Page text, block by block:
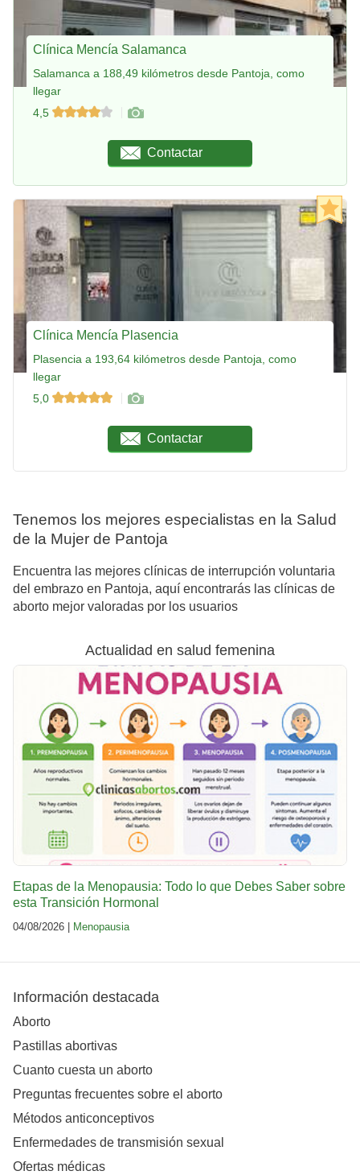
Clínica Mencía Salamanca
Salamanca a 188,49 kilómetros desde Pantoja, como
llegar
4,5
Contactar
Clínica Mencía Plasencia
Plasencia a 193,64 kilómetros desde Pantoja, como
llegar
5,0
Contactar
Tenemos los mejores especialistas en la Salud
de la Mujer de Pantoja
Encuentra las mejores clínicas de interrupción voluntaria
del embrazo en Pantoja, aquí encontrarás las clínicas de
aborto mejor valoradas por los usuarios
Actualidad en salud femenina
Etapas de la Menopausia: Todo lo que Debes Saber sobre
esta Transición Hormonal
04/08/2026 | Menopausia
Información destacada
Aborto
Pastillas abortivas
Cuanto cuesta un aborto
Preguntas frecuentes sobre el aborto
Métodos anticonceptivos
Enfermedades de transmisión sexual
Ofertas médicas